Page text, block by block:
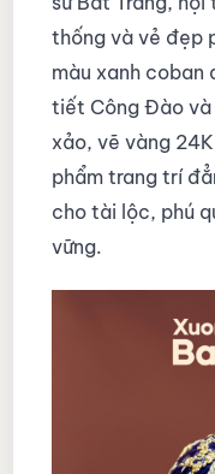
thống và vẻ đẹp
màu xanh coban
tiết Công Đào và
xảo, vẽ vàng
phẩm trang trí
cho tài lộc, phú
vững.